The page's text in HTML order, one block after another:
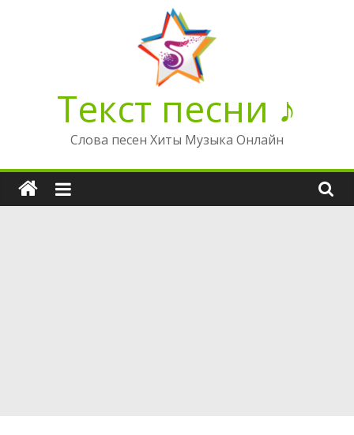
Текст песни ♪
Слова песен Хиты Музыка Онлайн